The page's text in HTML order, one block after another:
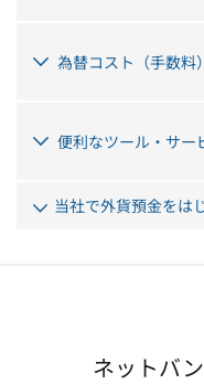
為替コスト（手数料）
便利なツール・サー
当社で外貨預金をは
ネットバ